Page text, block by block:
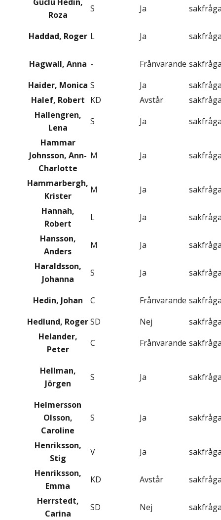
Roza
S Ja
Haddad, Roger L Ja
Hagwall, Anna - Frånvarande
Haider, Monica S Ja
Halef, Robert KD Avstår
Hallengren,
Lena
S Ja
Hammar
Johnsson, Ann-
Charlotte
M Ja
Hammarbergh,
Krister
M Ja
Hannah,
Robert
L Ja
Hansson,
Anders
M Ja
Haraldsson,
Johanna
S Ja
Hedin, Johan C Frånvarande
Hedlund, RogerSD Nej
Helander,
Peter
C Frånvarande
Hellman,
Jörgen
S Ja
Helmersson
Olsson,
Caroline
S Ja
Henriksson,
Stig
V Ja
Henriksson,
Emma
KD Avstår
Herrstedt,
Carina
SD Nej